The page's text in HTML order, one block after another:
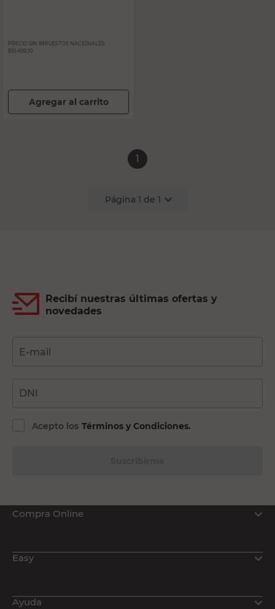
PRECIO SIN IMPUESTOS NACIONALES:
$10.409,10
Agregar al carrito
1
Página 1 de 1
Recibí nuestras últimas ofertas y
novedades
E-mail
DNI
Acepto los Términos y Condiciones.
Compra Online
Easy
Ayuda